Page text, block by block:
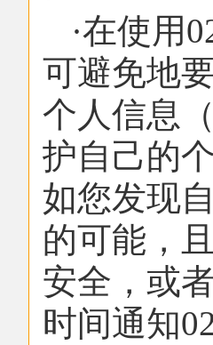
·在使用
可避免地
个人信息
护自己的
如您发现
的可能，
安全，或
时间通知